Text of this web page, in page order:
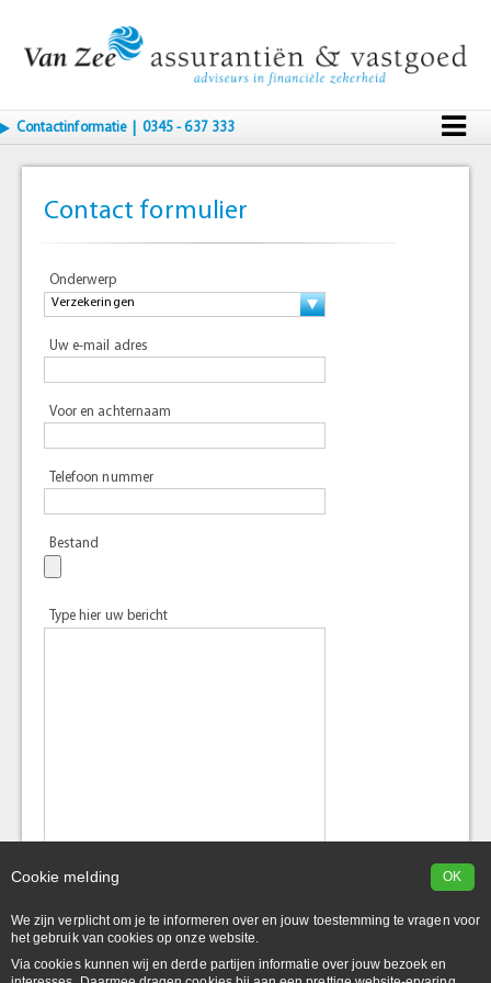
Contactinformatie| 0345 - 637 333
Contact formulier
Onderwerp
Verzekeringen
Uw e-mail adres
Voor en achternaam
Telefoon nummer
Bestand
Type hier uw bericht
OK
Cookie melding
We zijn verplicht om je te informeren over en jouw toestemming te vragen voor
het gebruik van cookies op onze website.
Via cookies kunnen wij en derde partijen informatie over jouw bezoek en